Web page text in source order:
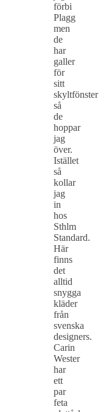
förbi
Plagg
men
de
har
galler
för
sitt
skyltfönster
så
de
hoppar
jag
över.
Istället
så
kollar
jag
in
hos
Sthlm
Standard.
Här
finns
det
alltid
snygga
kläder
från
svenska
designers.
Carin
Wester
har
ett
par
feta